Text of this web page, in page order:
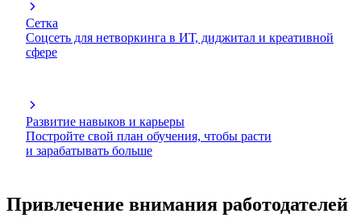
Сетка
Соцсеть для нетворкинга в ИТ, диджитал и креативной
сфере
Развитие навыков и карьеры
Постройте свой план обучения, чтобы расти
и зарабатывать больше
Привлечение внимания работодателей